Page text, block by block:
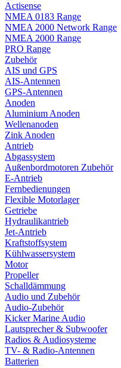
Actisense
NMEA 0183 Range
NMEA 2000 Network Range
NMEA 2000 Range
PRO Range
Zubehör
AIS und GPS
AIS-Antennen
GPS-Antennen
Anoden
Aluminium Anoden
Wellenanoden
Zink Anoden
Antrieb
Abgassystem
Außenbordmotoren Zubehör
E-Antrieb
Fernbedienungen
Flexible Motorlager
Getriebe
Hydraulikantrieb
Jet-Antrieb
Kraftstoffsystem
Kühlwassersystem
Motor
Propeller
Schalldämmung
Audio und Zubehör
Audio-Zubehör
Kicker Marine Audio
Lautsprecher & Subwoofer
Radios & Audiosysteme
TV- & Radio-Antennen
Batterien